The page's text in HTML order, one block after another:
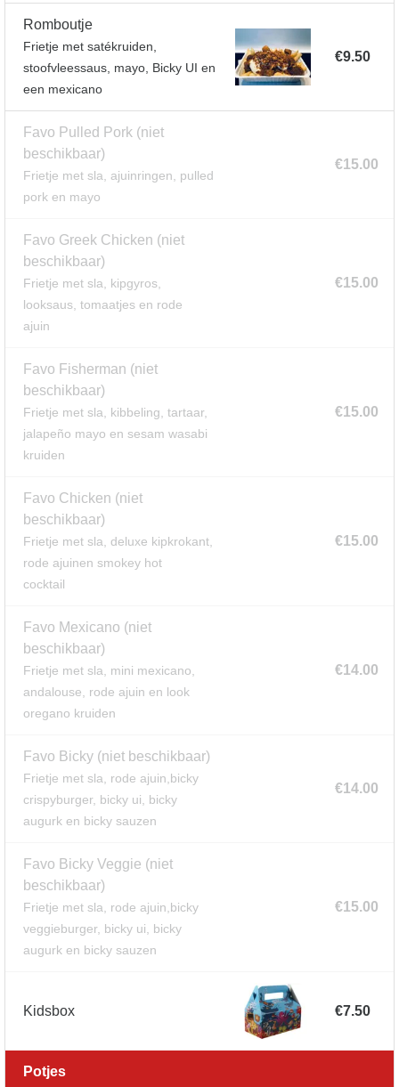
Romboutje
Frietje met satékruiden,
stoofvleessaus, mayo, Bicky UI en
een mexicano
€9.50
Favo Pulled Pork (niet
beschikbaar)
Frietje met sla, ajuinringen, pulled
pork en mayo
€15.00
Favo Greek Chicken (niet
beschikbaar)
Frietje met sla, kipgyros,
looksaus, tomaatjes en rode
ajuin
€15.00
Favo Fisherman (niet
beschikbaar)
Frietje met sla, kibbeling, tartaar,
jalapeño mayo en sesam wasabi
kruiden
€15.00
Favo Chicken (niet
beschikbaar)
Frietje met sla, deluxe kipkrokant,
rode ajuinen smokey hot
cocktail
€15.00
Favo Mexicano (niet
beschikbaar)
Frietje met sla, mini mexicano,
andalouse, rode ajuin en look
oregano kruiden
€14.00
Favo Bicky (niet beschikbaar)
Frietje met sla, rode ajuin,bicky
crispyburger, bicky ui, bicky
augurk en bicky sauzen
€14.00
Favo Bicky Veggie (niet
beschikbaar)
Frietje met sla, rode ajuin,bicky
veggieburger, bicky ui, bicky
augurk en bicky sauzen
€15.00
Kidsbox €7.50
Potjes